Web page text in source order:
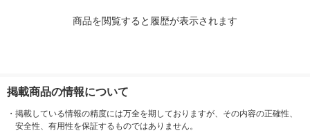
商品を閲覧すると履歴が表示されます
掲載商品の情報について
・ 掲載している情報の精度には万全を期しておりますが、その内容の正確性、
安全性、有用性を保証するものではありません。